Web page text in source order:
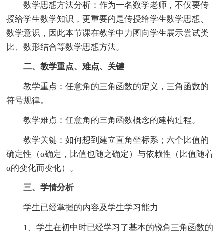
数学思想方法分析：作为一名数学老师，不仅要传
授给学生数学知识，更重要的是传授给学生数学思想、
数学意识，因此本节课在教学中力图向学生展示尝试类
比、数形结合等数学思想方法。
二、教学重点、难点、关键
教学重点：任意角的三角函数的定义，三角函数的
符号规律。
教学难点：任意角的三角函数概念的建构过程。
教学关键：如何想到建立直角坐标系；六个比值的
确定性（α确定，比值也随之确定）与依赖性（比值随着
α的变化而变化）。
三、学情分析
学生已经掌握的内容及学生学习能力
1、学生在初中时已经学习了基本的锐角三角函数的